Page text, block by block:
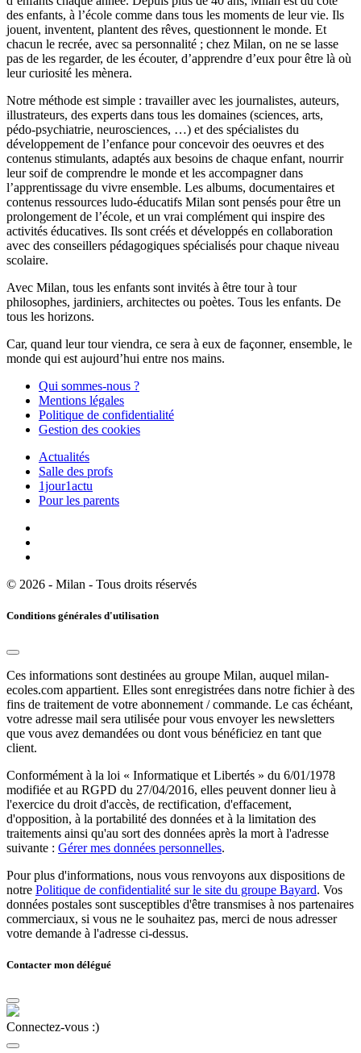
des enfants, à l’école comme dans tous les moments de leur vie. Ils
jouent, inventent, plantent des rêves, questionnent le monde. Et
chacun le recrée, avec sa personnalité ; chez Milan, on ne se lasse
pas de les regarder, de les écouter, d’apprendre d’eux pour être là où
leur curiosité les mènera.
Notre méthode est simple : travailler avec les journalistes, auteurs,
illustrateurs, des experts dans tous les domaines (sciences, arts,
pédo-psychiatrie, neurosciences, …) et des spécialistes du
développement de l’enfance pour concevoir des oeuvres et des
contenus stimulants, adaptés aux besoins de chaque enfant, nourrir
leur soif de comprendre le monde et les accompagner dans
l’apprentissage du vivre ensemble. Les albums, documentaires et
contenus ressources ludo-éducatifs Milan sont pensés pour être un
prolongement de l’école, et un vrai complément qui inspire des
activités éducatives. Ils sont créés et développés en collaboration
avec des conseillers pédagogiques spécialisés pour chaque niveau
scolaire.
Avec Milan, tous les enfants sont invités à être tour à tour
philosophes, jardiniers, architectes ou poètes. Tous les enfants. De
tous les horizons.
Car, quand leur tour viendra, ce sera à eux de façonner, ensemble, le
monde qui est aujourd’hui entre nos mains.
Qui sommes-nous ?
Mentions légales
Politique de confidentialité
Gestion des cookies
Actualités
Salle des profs
1jour1actu
Pour les parents
© 2026 - Milan - Tous droits réservés
Conditions générales d'utilisation
Ces informations sont destinées au groupe Milan, auquel milan-
ecoles.com appartient. Elles sont enregistrées dans notre fichier à des
fins de traitement de votre abonnement / commande. Le cas échéant,
votre adresse mail sera utilisée pour vous envoyer les newsletters
que vous avez demandées ou dont vous bénéficiez en tant que
client.
Conformément à la loi « Informatique et Libertés » du 6/01/1978
modifiée et au RGPD du 27/04/2016, elles peuvent donner lieu à
l'exercice du droit d'accès, de rectification, d'effacement,
d'opposition, à la portabilité des données et à la limitation des
traitements ainsi qu'au sort des données après la mort à l'adresse
suivante : Gérer mes données personnelles.
Pour plus d'informations, nous vous renvoyons aux dispositions de
notre Politique de confidentialité sur le site du groupe Bayard. Vos
données postales sont susceptibles d'être transmises à nos partenaires
commerciaux, si vous ne le souhaitez pas, merci de nous adresser
votre demande à l'adresse ci-dessus.
Contacter mon délégué
Connectez-vous :)